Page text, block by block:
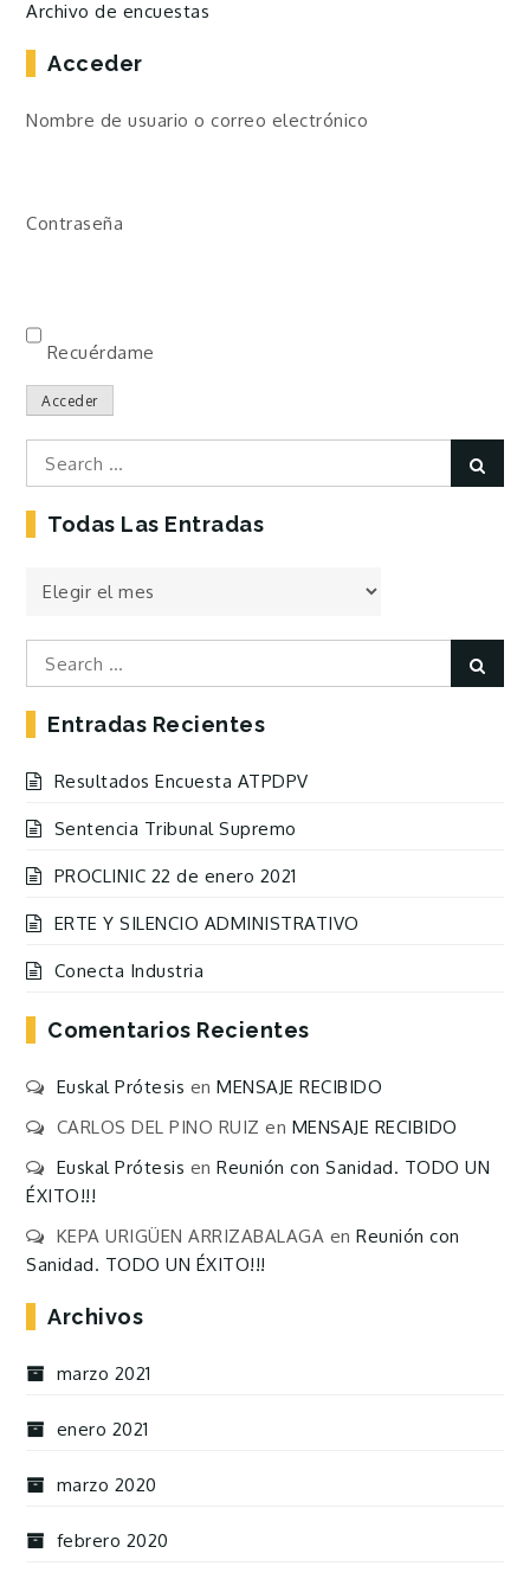
Archivo de encuestas
Acceder
Nombre de usuario o correo electrónico
Contraseña
Recuérdame
Acceder
Search
for:
Todas Las Entradas
Todas
Entradas
Search
for:
Entradas Recientes
Resultados Encuesta ATPDPV
Sentencia Tribunal Supremo
PROCLINIC 22 de enero 2021
ERTE Y SILENCIO ADMINISTRATIVO
Conecta Industria
Comentarios Recientes
Euskal Prótesis enMENSAJE RECIBIDO
CARLOS DEL PINO RUIZ en MENSAJE RECIBIDO
Euskal Prótesis enReunión con Sanidad. TODO UN
ÉXITO!!!
KEPA URIGÜEN ARRIZABALAGA enReunión con
Sanidad. TODO UN ÉXITO!!!
Archivos
marzo 2021
enero 2021
marzo 2020
febrero 2020